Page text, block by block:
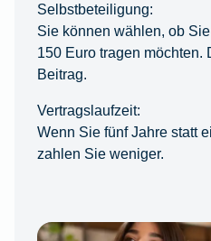
Selbstbeteiligung:
Sie können wählen, ob
150 Euro tragen möchten.
Beitrag.
Vertragslaufzeit:
Wenn Sie fünf Jahre statt
zahlen Sie weniger.